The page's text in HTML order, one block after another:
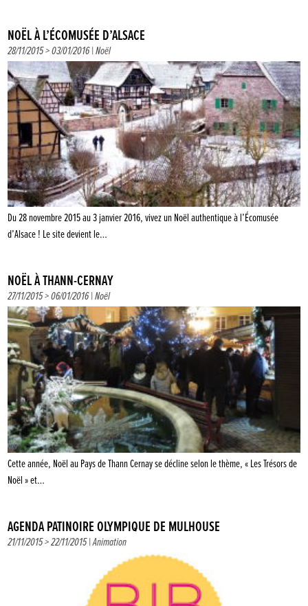
NOËL À L’ÉCOMUSÉE D’ALSACE
28/11/2015 > 03/01/2016 |Noël
Du 28 novembre 2015 au 3 janvier 2016, vivez un Noël authentique à l’Écomusée
d’Alsace ! Le site devient le…
NOËL À THANN-CERNAY
27/11/2015 > 06/01/2016 |Noël
Cette année, Noël au Pays de Thann Cernay se décline selon le thème, « Les Trésors de
Noël » et…
AGENDA PATINOIRE OLYMPIQUE DE MULHOUSE
21/11/2015 > 22/11/2015 |Animation